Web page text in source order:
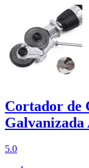
Cortador de
5.0